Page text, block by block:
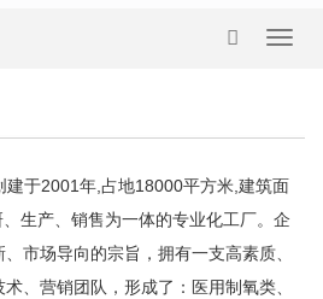
建于2001年,占地18000平方米,建筑面
生产、销售为一体的专业化工厂。企
市场导向的宗旨，拥有一支高素质、
、营销团队，形成了：医用制氧类、